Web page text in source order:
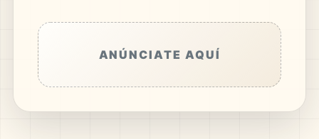
ANÚNCIATE AQUÍ